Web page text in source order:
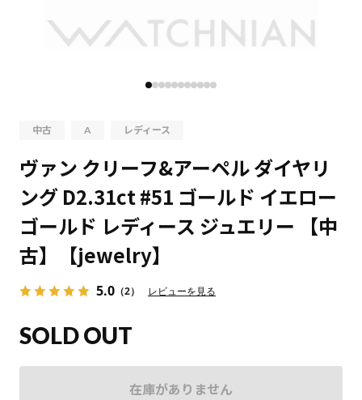
中古 A レディース
ヴァン クリーフ&アーペル ダイヤリ
ング D2.31ct #51 ゴールド イエロー
ゴールド レディース ジュエリー 【中
古】【jewelry】
5.0 （2） レビューを見る
SOLD OUT
在庫がありません